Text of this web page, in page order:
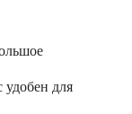
удобен для